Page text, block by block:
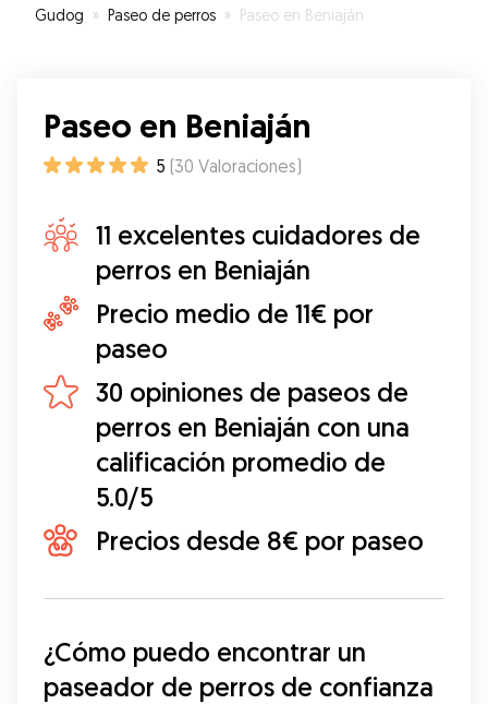
Gudog » Paseo de perros » Paseo en Beniaján
Paseo en Beniaján
5 (30 Valoraciones)
11 excelentes cuidadores de
perros en Beniaján
Precio medio de 11€ por
paseo
30 opiniones de paseos de
perros en Beniaján con una
calificación promedio de
5.0/5
Precios desde 8€ por paseo
¿Cómo puedo encontrar un
paseador de perros de confianza